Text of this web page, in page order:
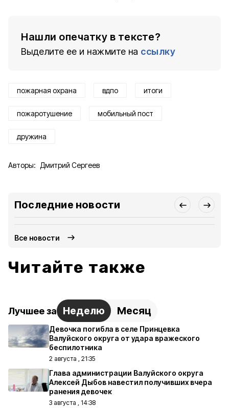
Нашли опечатку в тексте?
Выделите ее и нажмите на ссылку
пожарная охрана вдпо итоги
пожаротушение мобильный пост
дружина
Авторы: Дмитрий Сергеев
Последние новости
Все новости
Читайте также
Лучшее за Неделю Месяц
Девочка погибла в селе Принцевка
Валуйского округа от удара вражеского
беспилотника
2 августа , 21:35
Глава администрации Валуйского округа
Алексей Дыбов навестил получивших вчера
ранения девочек
3 августа , 14:38